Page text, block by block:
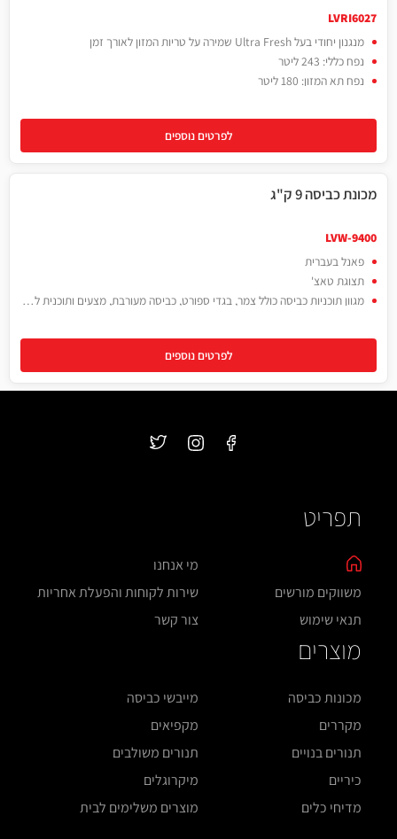
LVRI6027
מנגנון יחודי בעל Ultra Fresh שמירה על טריות המזון לאורך זמן
נפח כללי: 243 ליטר
נפח תא המזון: 180 ליטר
לפרטים נוספים
מכונת כביסה 9 ק"ג
LVW-9400
פאנל בעברית
תצוגת טאצ'
מגוון תוכניות כביסה כולל צמר, בגדי ספורט, כביסה מעורבת, מצעים ותוכנית לבעלי אלרגיה. מהירות סחיטה עד 1400 סל"ד
לפרטים נוספים
תפריט
מי אנחנו
משווקים מורשים
שירות לקוחות והפעלת אחריות
תנאי שימוש
צור קשר
מוצרים
מכונות כביסה
מייבשי כביסה
מקררים
מקפיאים
תנורים בנויים
תנורים משולבים
כיריים
מיקרוגלים
מדיחי כלים
מוצרים משלימים לבית